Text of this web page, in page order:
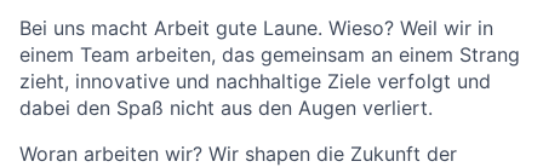
Bei uns macht Arbeit gute Laune. Wieso? Weil wir in
einem Team arbeiten, das gemeinsam an einem Strang
zieht, innovative und nachhaltige Ziele verfolgt und
dabei den Spaß nicht aus den Augen verliert.
Woran arbeiten wir? Wir shapen die Zukunft der